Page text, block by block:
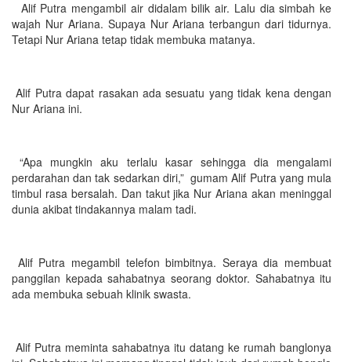
Alif Putra mengambil air didalam bilik air. Lalu dia simbah ke
wajah Nur Ariana. Supaya Nur Ariana terbangun dari tidurnya.
Tetapi Nur Ariana tetap tidak membuka matanya.
Alif Putra dapat rasakan ada sesuatu yang tidak kena dengan
Nur Ariana ini.
“Apa mungkin aku terlalu kasar sehingga dia mengalami
perdarahan dan tak sedarkan diri,” gumam Alif Putra yang mula
timbul rasa bersalah. Dan takut jika Nur Ariana akan meninggal
dunia akibat tindakannya malam tadi.
Alif Putra megambil telefon bimbitnya. Seraya dia membuat
panggilan kepada sahabatnya seorang doktor. Sahabatnya itu
ada membuka sebuah klinik swasta.
Alif Putra meminta sahabatnya itu datang ke rumah banglonya